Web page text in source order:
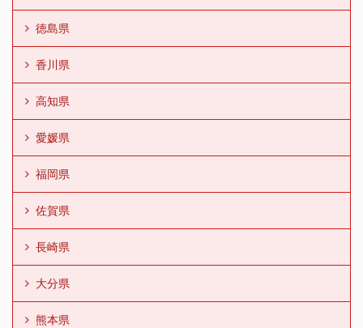
徳島県
香川県
高知県
愛媛県
福岡県
佐賀県
長崎県
大分県
熊本県